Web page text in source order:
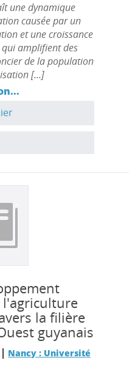
une dynamique
causée par un
et une croissance
amplifient des
de la population
[...]
l'agriculture
la filière
guyanais
| Nancy : Université